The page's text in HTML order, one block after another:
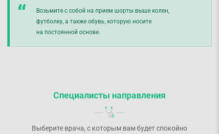
Возьмите с собой на прием шорты выше колен,
футболку, а также обувь, которую носите
на постоянной основе.
Специалисты направления
Выберите врача, с которым вам будет спокойно